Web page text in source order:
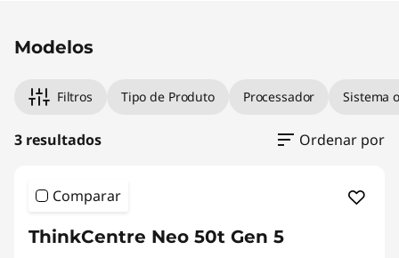
Modelos
Filtros Tipo de Produto Processador Sistema
3 resultados Ordenar por
Comparar
ThinkCentre Neo 50t Gen 5